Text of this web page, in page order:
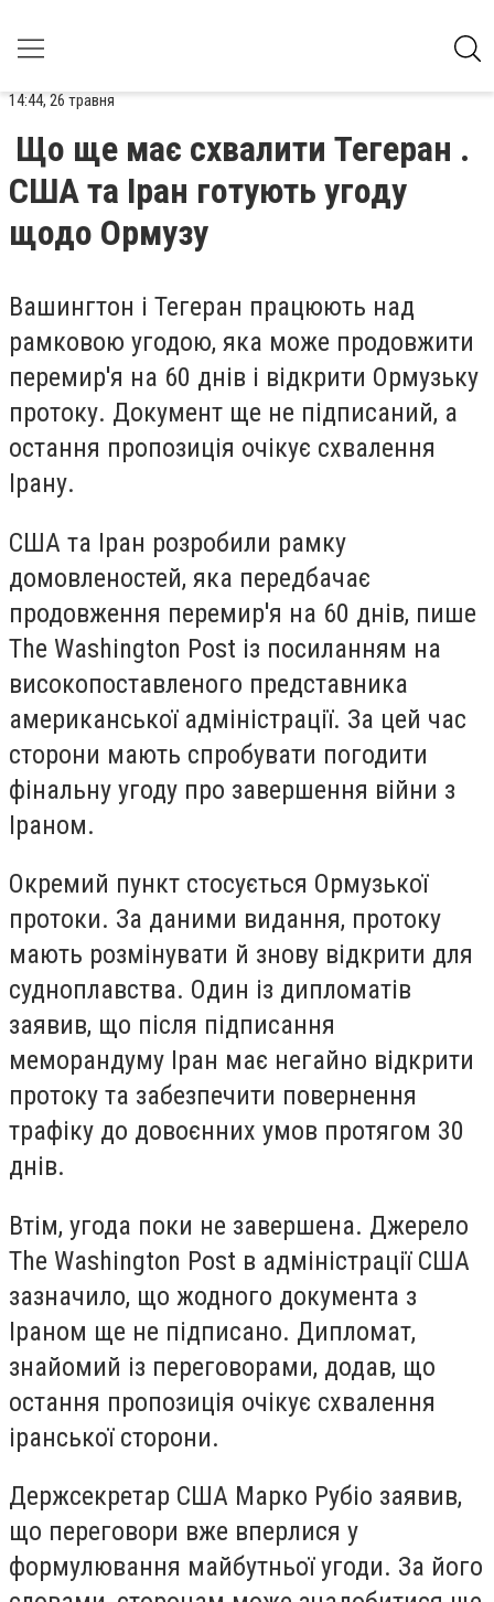
14:44, 26 травня
Що ще має схвалити Тегеран .
США та Іран готують угоду
щодо Ормузу
Вашингтон і Тегеран працюють над
рамковою угодою, яка може продовжити
перемир'я на 60 днів і відкрити Ормузьку
протоку. Документ ще не підписаний, а
остання пропозиція очікує схвалення
Ірану.
США та Іран розробили рамку
домовленостей, яка передбачає
продовження перемир'я на 60 днів, пише
The Washington Post із посиланням на
високопоставленого представника
американської адміністрації. За цей час
сторони мають спробувати погодити
фінальну угоду про завершення війни з
Іраном.
Окремий пункт стосується Ормузької
протоки. За даними видання, протоку
мають розмінувати й знову відкрити для
судноплавства. Один із дипломатів
заявив, що після підписання
меморандуму Іран має негайно відкрити
протоку та забезпечити повернення
трафіку до довоєнних умов протягом 30
днів.
Втім, угода поки не завершена. Джерело
The Washington Post в адміністрації США
зазначило, що жодного документа з
Іраном ще не підписано. Дипломат,
знайомий із переговорами, додав, що
остання пропозиція очікує схвалення
іранської сторони.
Держсекретар США Марко Рубіо заявив,
що переговори вже вперлися у
формулювання майбутньої угоди. За його